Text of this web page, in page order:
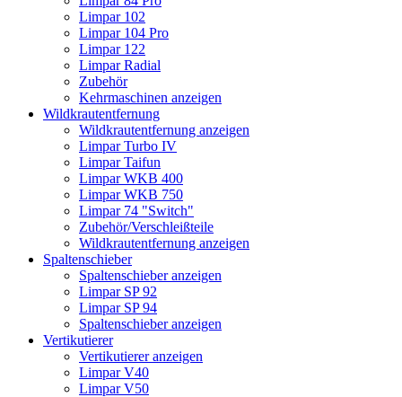
Limpar 102
Limpar 104 Pro
Limpar 122
Limpar Radial
Zubehör
Kehrmaschinen anzeigen
Wildkrautentfernung
Wildkrautentfernung anzeigen
Limpar Turbo IV
Limpar Taifun
Limpar WKB 400
Limpar WKB 750
Limpar 74 "Switch"
Zubehör/Verschleißteile
Wildkrautentfernung anzeigen
Spaltenschieber
Spaltenschieber anzeigen
Limpar SP 92
Limpar SP 94
Spaltenschieber anzeigen
Vertikutierer
Vertikutierer anzeigen
Limpar V40
Limpar V50